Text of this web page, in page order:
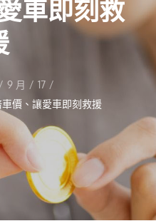
車即刻救
9 月
17
價、讓愛車即刻救援